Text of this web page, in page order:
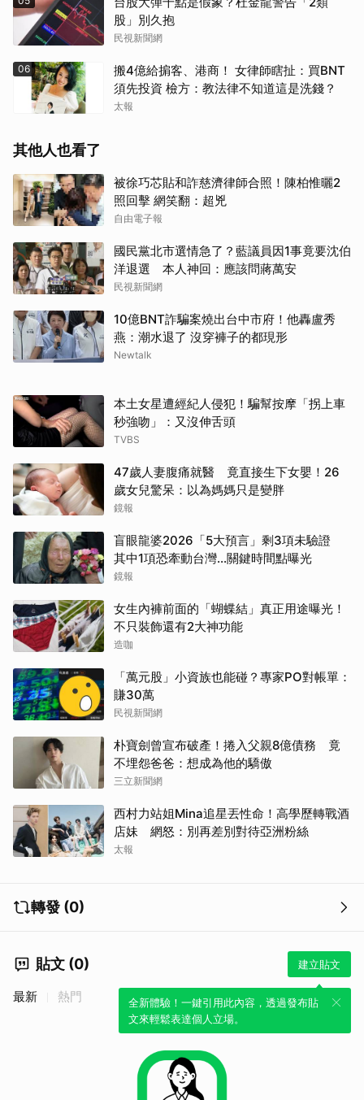
股」別久抱
民視新聞網
06
搬4億給掮客、港商！ 女律師瞎扯：買BNT
須先投資 檢方：教法律不知道這是洗錢？
太報
其他人也看了
被徐巧芯貼和詐慈濟律師合照！陳柏惟曬2
照回擊 網笑翻：超兇
自由電子報
國民黨北市選情急了？藍議員因1事竟要沈伯
洋退選 本人神回：應該問蔣萬安
民視新聞網
10億BNT詐騙案燒出台中市府！他轟盧秀
燕：潮水退了 沒穿褲子的都現形
Newtalk
本土女星遭經紀人侵犯！騙幫按摩「拐上車
秒強吻」：又沒伸舌頭
TVBS
47歲人妻腹痛就醫 竟直接生下女嬰！26
歲女兒驚呆：以為媽媽只是變胖
鏡報
盲眼龍婆2026「5大預言」剩3項未驗證
其中1項恐牽動台灣...關鍵時間點曝光
鏡報
女生內褲前面的「蝴蝶結」真正用途曝光！
不只裝飾還有2大神功能
造咖
「萬元股」小資族也能碰？專家PO對帳單：
賺30萬
民視新聞網
朴寶劍曾宣布破產！捲入父親8億債務 竟
不埋怨爸爸：想成為他的驕傲
三立新聞網
西村力站姐Mina追星丟性命！高學歷轉戰酒
店妹 網怒：別再差別對待亞洲粉絲
太報
轉發 (0)
貼文 (0) 建立貼文
全新體驗！一鍵引用此內容，透過發布貼
文來輕鬆表達個人立場。
最新 熱門
取消